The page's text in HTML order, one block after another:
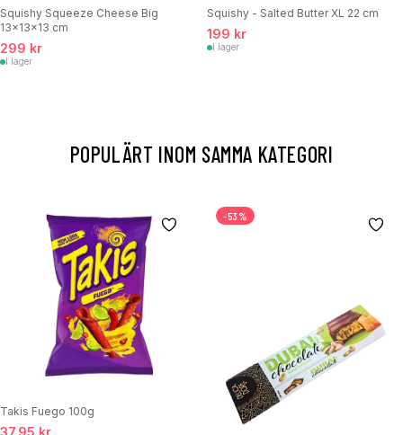
Squishy Squeeze Cheese Big
13x13x13 cm
299 kr
I lager
Squishy - Salted Butter XL 22 cm
199 kr
I lager
POPULÄRT INOM SAMMA KATEGORI
Takis Fuego 100g
37,95 kr
-53%